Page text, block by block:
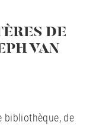
DE
VAN
bibliothèque, de